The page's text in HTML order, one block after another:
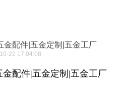
金配件|五金定制|五金工厂
22 17:04:08